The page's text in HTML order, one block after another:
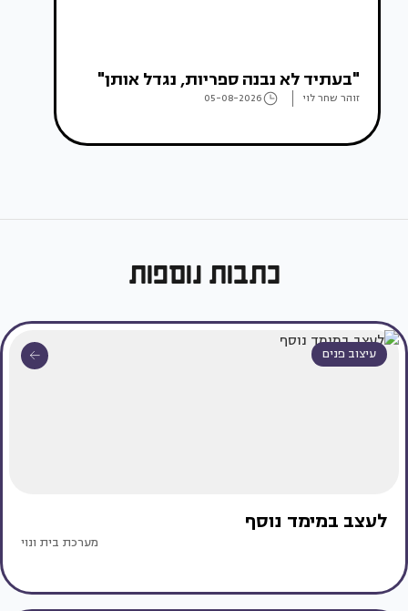
"בעתיד לא נבנה ספריות, נגדל אותן"
זוהר שחר לוי 05-08-2026
כתבות נוספות
עיצוב פנים
לעצב במימד נוסף
מערכת בית ונוי